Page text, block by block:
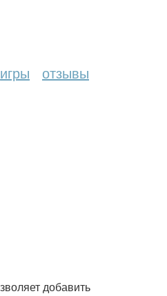
игры отзывы
добавить